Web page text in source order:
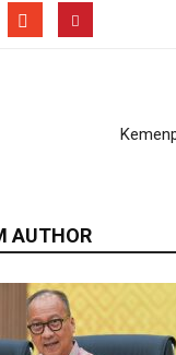
AUTHOR